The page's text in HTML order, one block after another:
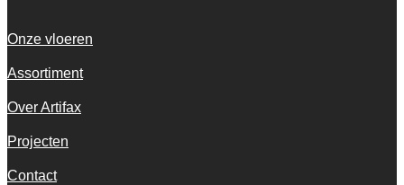
Onze vloeren
Assortiment
Over Artifax
Projecten
Contact